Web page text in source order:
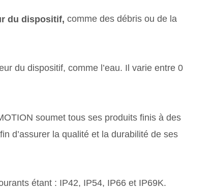
du dispositif, comme des débris ou de la
du dispositif, comme l’eau. Il varie entre 0
soumet tous ses produits finis à des
d’assurer la qualité et la durabilité de ses
étant : IP42, IP54, IP66 et IP69K.